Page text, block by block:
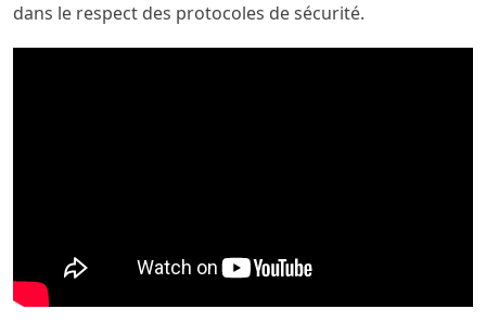
dans le respect des protocoles de sécurité.